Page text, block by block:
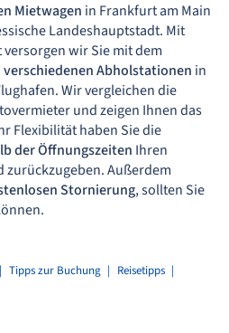
Mietwagen in Frankfurt am Main
Landeshauptstadt. Mit
wir Sie mit dem
verschiedenen Abholstationen in
Wir vergleichen die
und zeigen Ihnen das
Flexibilität haben Sie die
der Öffnungszeiten Ihren
zurückzugeben. Außerdem
Stornierung, sollten Sie
Tipps zur Buchung
Reisetipps